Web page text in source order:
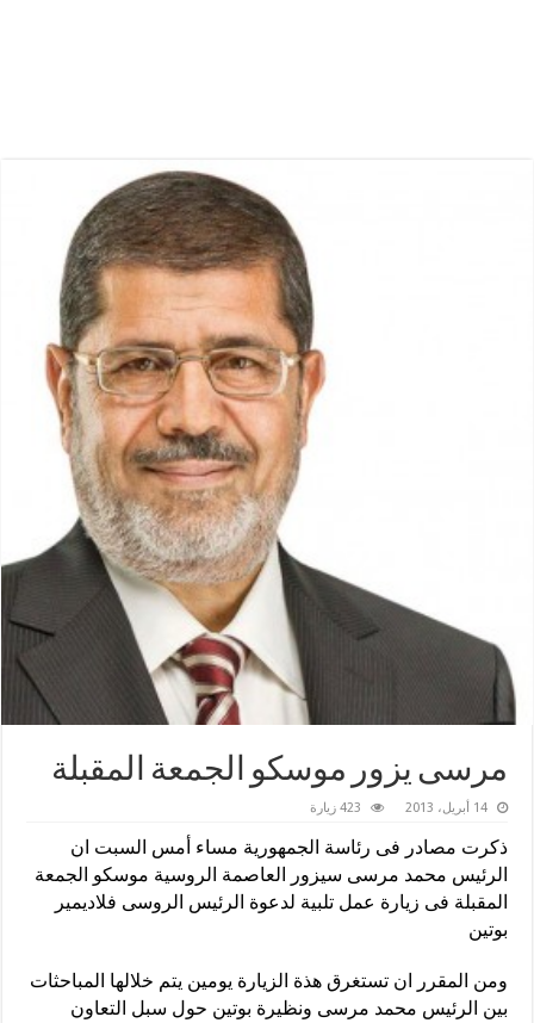
مرسى يزور موسكو الجمعة المقبلة
14 أبريل، 2013 423 زيارة
ذكرت مصادر فى رئاسة الجمهورية مساء أمس السبت ان
الرئيس محمد مرسى سيزور العاصمة الروسية موسكو الجمعة
المقبلة فى زيارة عمل تلبية لدعوة الرئيس الروسى فلاديمير
بوتين
ومن المقرر ان تستغرق هذة الزيارة يومين يتم خلالها المباحثات
بين الرئيس محمد مرسى ونظيرة بوتين حول سبل التعاون